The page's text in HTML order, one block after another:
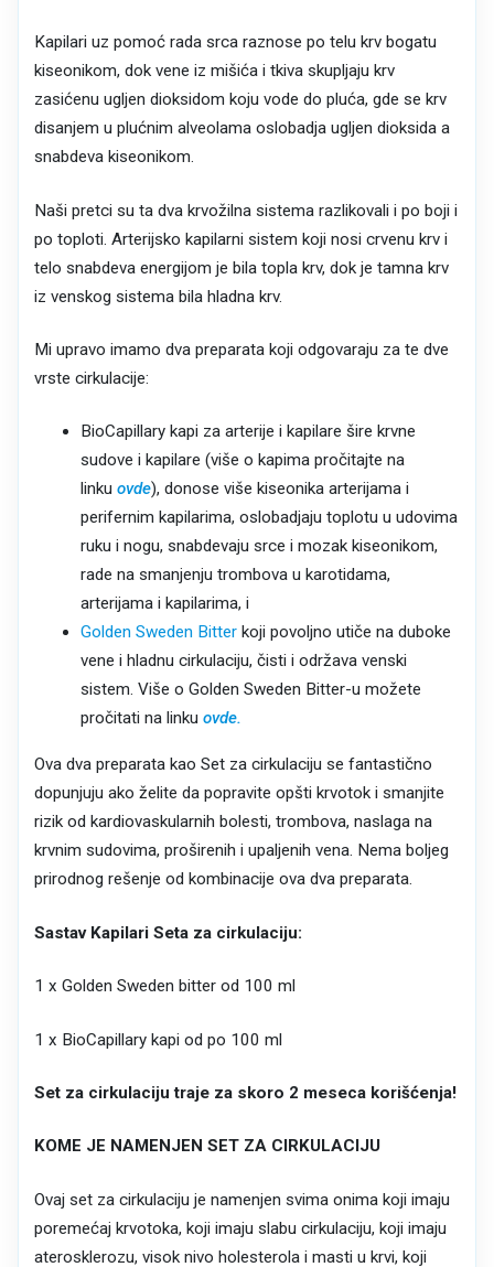
Kapilari uz pomoć rada srca raznose po telu krv bogatu
kiseonikom, dok vene iz mišića i tkiva skupljaju krv
zasićenu ugljen dioksidom koju vode do pluća, gde se krv
disanjem u plućnim alveolama oslobadja ugljen dioksida a
snabdeva kiseonikom.
Naši pretci su ta dva krvožilna sistema razlikovali i po boji i
po toploti. Arterijsko kapilarni sistem koji nosi crvenu krv i
telo snabdeva energijom je bila topla krv, dok je tamna krv
iz venskog sistema bila hladna krv.
Mi upravo imamo dva preparata koji odgovaraju za te dve
vrste cirkulacije:
BioCapillary kapi za arterije i kapilare šire krvne
sudove i kapilare (više o kapima pročitajte na
linku ovde), donose više kiseonika arterijama i
perifernim kapilarima, oslobadjaju toplotu u udovima
ruku i nogu, snabdevaju srce i mozak kiseonikom,
rade na smanjenju trombova u karotidama,
arterijama i kapilarima, i
Golden Sweden Bitterkoji povoljno utiče na duboke
vene i hladnu cirkulaciju, čisti i održava venski
sistem. Više o Golden Sweden Bitter-u možete
pročitati na linku ovde.
Ova dva preparata kao Set za cirkulaciju se fantastično
dopunjuju ako želite da popravite opšti krvotok i smanjite
rizik od kardiovaskularnih bolesti, trombova, naslaga na
krvnim sudovima, proširenih i upaljenih vena. Nema boljeg
prirodnog rešenje od kombinacije ova dva preparata.
Sastav Kapilari Seta za cirkulaciju:
1 x Golden Sweden bitter od 100 ml
1 x BioCapillary kapi od po 100 ml
Set za cirkulaciju traje za skoro 2 meseca korišćenja!
KOME JE NAMENJEN SET ZA CIRKULACIJU
Ovaj set za cirkulaciju je namenjen svima onima koji imaju
poremećaj krvotoka, koji imaju slabu cirkulaciju, koji imaju
aterosklerozu, visok nivo holesterola i masti u krvi, koji